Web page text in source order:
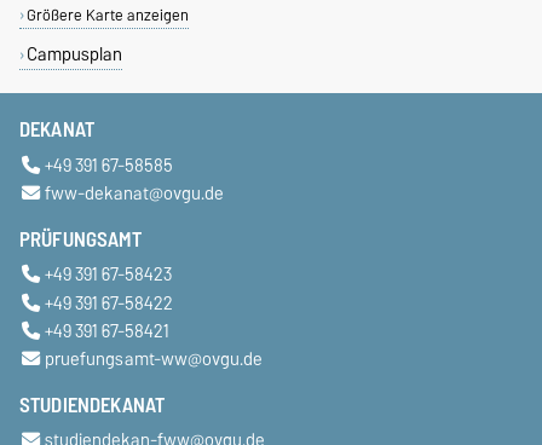
Größere Karte anzeigen
Campusplan
DEKANAT
+49 391 67-58585
fww-dekanat@ovgu.de
PRÜFUNGSAMT
+49 391 67-58423
+49 391 67-58422
+49 391 67-58421
pruefungsamt-ww@ovgu.de
STUDIENDEKANAT